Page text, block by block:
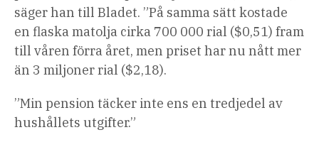
säger han till Bladet. ”På samma sätt kostade
en flaska matolja cirka 700 000 rial ($0,51) fram
till våren förra året, men priset har nu nått mer
än 3 miljoner rial ($2,18).
”Min pension täcker inte ens en tredjedel av
hushållets utgifter.”